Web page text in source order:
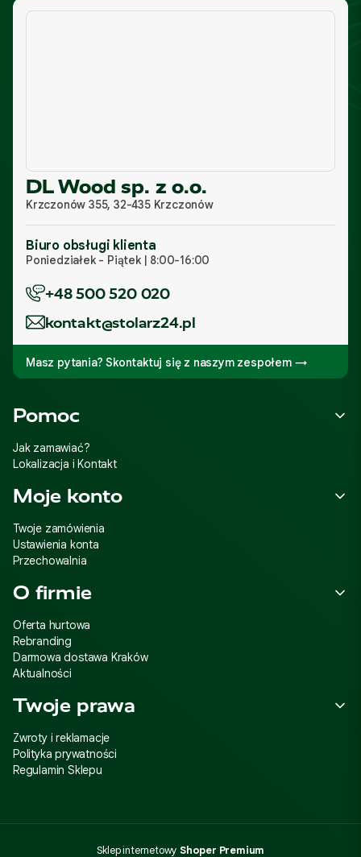
DL Wood sp. z o.o.
Krzczonów 355, 32-435 Krzczonów
Biuro obsługi klienta
Poniedziałek - Piątek | 8:00-16:00
+48 500 520 020
kontakt@stolarz24.pl
Masz pytania? Skontaktuj się z naszym zespołem →
Linki w stopce
Pomoc
Jak zamawiać?
Lokalizacja i Kontakt
Moje konto
Twoje zamówienia
Ustawienia konta
Przechowalnia
O firmie
Oferta hurtowa
Rebranding
Darmowa dostawa Kraków
Aktualności
Twoje prawa
Zwroty i reklamacje
Polityka prywatności
Regulamin Sklepu
Sklep internetowyShoper Premium40114